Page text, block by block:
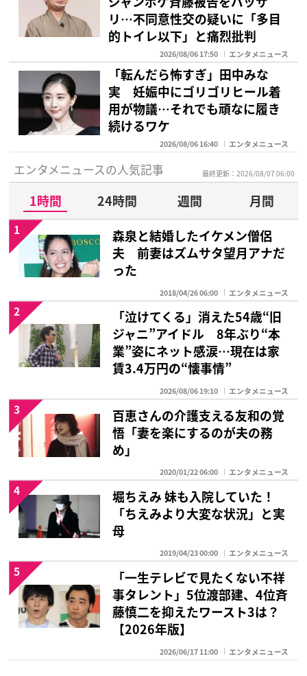
リ…不同意性交の疑いに「多目
的トイレ以下」と痛烈批判
2026/08/06 17:50 エンタメニュース
「転んだら怖すぎ」田中みな
実 妊娠中にゴリゴリヒール着
用が物議…それでも頑なに履き
続けるワケ
2026/08/06 16:40 エンタメニュース
エンタメニュースの人気記事 最終更新：2026/08/07 06:00
1時間 24時間 週間
月間
森泉と結婚したイケメン僧侶
夫 前妻はズムサタ望月アナだ
った
2018/04/26 06:00 エンタメニュース
1
「泣けてくる」消えた54歳“旧
ジャニ”アイドル 8年ぶり“本
業”姿にネット感涙…現在は家
賃3.4万円の“懐事情”
2026/08/06 19:10 エンタメニュース
2
百恵さんの介護支える友和の覚
悟「妻を楽にするのが夫の務
め」
2020/01/22 06:00 エンタメニュース
3
堀ちえみ 妹も入院していた！
「ちえみより大変な状況」と実
母
2019/04/23 00:00 エンタメニュース
4
「一生テレビで見たくない不祥
事タレント」5位渡部建、4位斉
藤慎二を抑えたワースト3は？
【2026年版】
2026/06/17 11:00 エンタメニュース
5